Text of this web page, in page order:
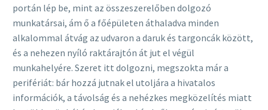
portán lép be, mint az összeszerelőben dolgozó
munkatársai, ám ő a főépületen áthaladva minden
alkalommal átvág az udvaron a daruk és targoncák között,
és a nehezen nyíló raktárajtón át jut el végül
munkahelyére. Szeret itt dolgozni, megszokta már a
perifériát: bár hozzá jutnak el utoljára a hivatalos
információk, a távolság és a nehézkes megközelítés miatt